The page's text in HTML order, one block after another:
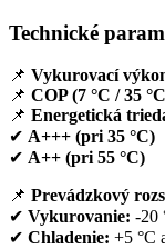
Technické
📌 Vykurovací
📌 COP (7 °C / 35
📌 Energetická
✔ A+++ (pri 35 °C)
✔ A++ (pri 55 °C)
📌 Prevádzkový
✔ Vykurovanie: -20
✔ Chladenie: +5 °C